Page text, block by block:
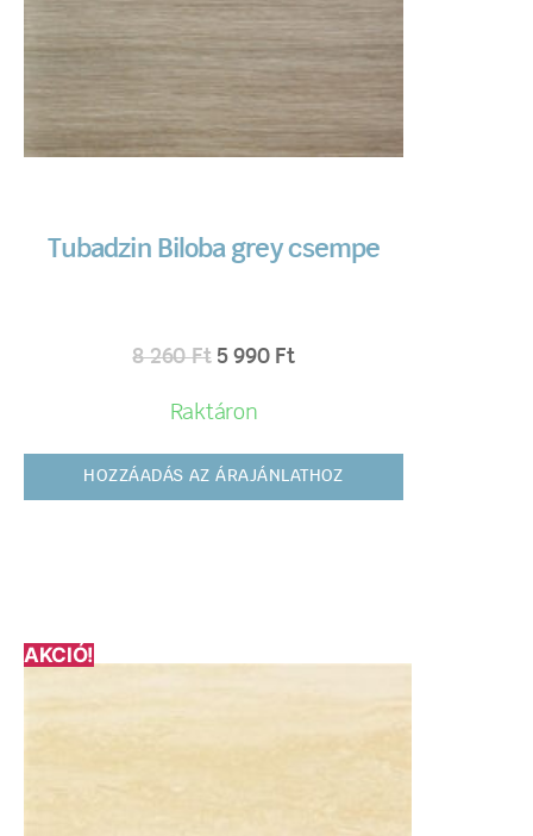
Tubadzin Biloba grey csempe
8 260Ft 5 990 Ft
Raktáron
HOZZÁADÁS AZ ÁRAJÁNLATHOZ
AKCIÓ!